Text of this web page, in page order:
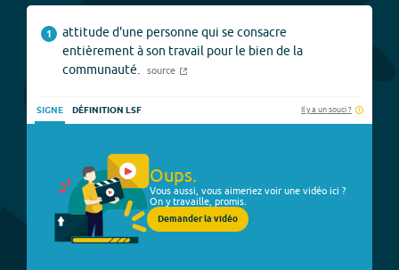
1
attitude d'une personne qui se consacre
entièrement à son travail pour le bien de la
communauté.
source
SIGNE DÉFINITION LSF Il y a un souci ?
Oups.
Vous aussi, vous aimeriez voir une vidéo ici ?
On y travaille, promis.
Demander la vidéo